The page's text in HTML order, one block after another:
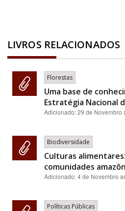
LIVROS RELACIONADOS
Florestas
Uma base de
Estratégia Nacional
Adicionado:29 de Novembro
Biodiversidade
Culturas
comunidades
Adicionado:4 de Novembro
Políticas Públicas